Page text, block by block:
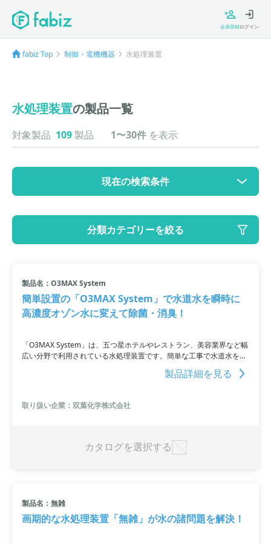
会員登録ログイン
fabiz Top 制御・電機機器 水処理装置
水処理装置の製品一覧
対象製品 109 製品 1〜30件 を表示
現在の検索条件
大カテゴリ: 制御・電機機器分類カテゴリーを絞る
製品名：O3MAX System
簡単設置の「O3MAX System」で水道水を瞬時に
高濃度オゾン水に変えて除菌・消臭！
「O3MAX System」は、五つ星ホテルやレストラン、美容業界など幅
広い分野で利用されている水処理装置です。簡単な工事で水道水をオ
ゾン水に変えることができ、野菜や調理器具、機器などを除菌・消臭
します。手間のかからないメンテナンスと低ランニングコストが特長
製品詳細を見る
取り扱い企業：双葉化学株式会社
カタログを選択する
製品名：無雑
画期的な水処理装置「無雑」が水の諸問題を解決！